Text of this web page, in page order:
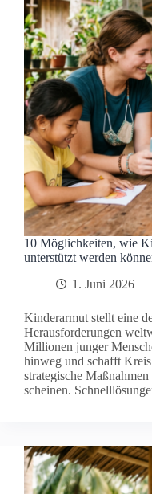
10 Möglichkeiten, wie
unterstützt werden
1. Juni 2026
Kinderarmut stellt eine
Herausforderungen
Millionen junger
hinweg und schafft
strategische
scheinen.